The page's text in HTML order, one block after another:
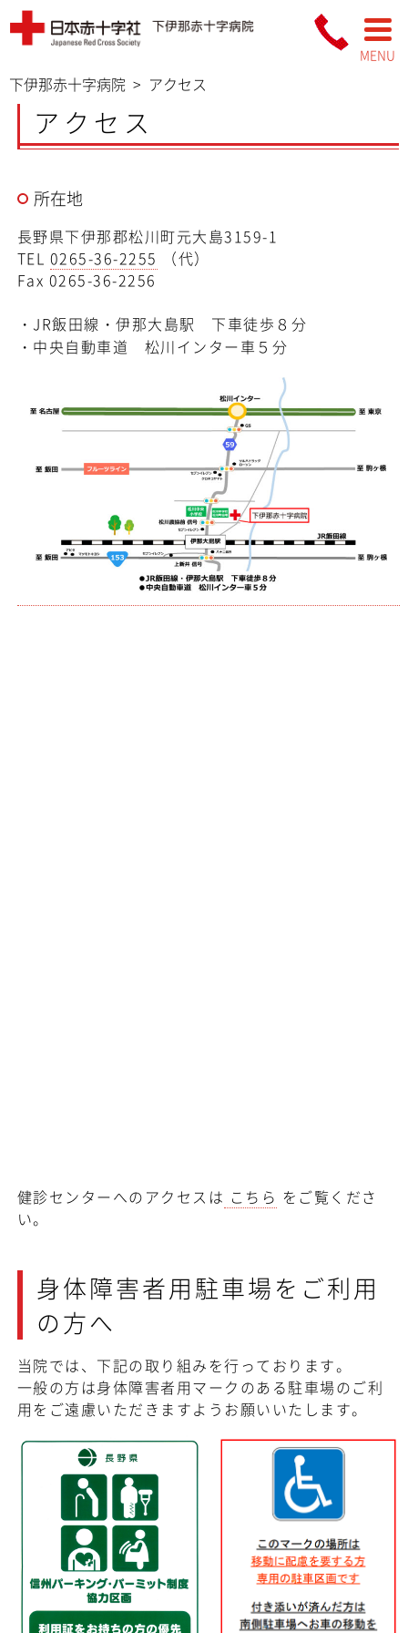
MENU
下伊那赤十字病院 > アクセス
アクセス
所在地
長野県下伊那郡松川町元大島3159-1
TEL 0265-36-2255
（代）
Fax 0265-36-2256
・JR飯田線・伊那大島駅 下車徒歩８分
・中央自動車道 松川インター車５分
健診センターへのアクセスは こちら をご覧くださ
い。
身体障害者用駐車場をご利用
の方へ
当院では、下記の取り組みを行っております。
一般の方は身体障害者用マークのある駐車場のご利
用をご遠慮いただきますようお願いいたします。